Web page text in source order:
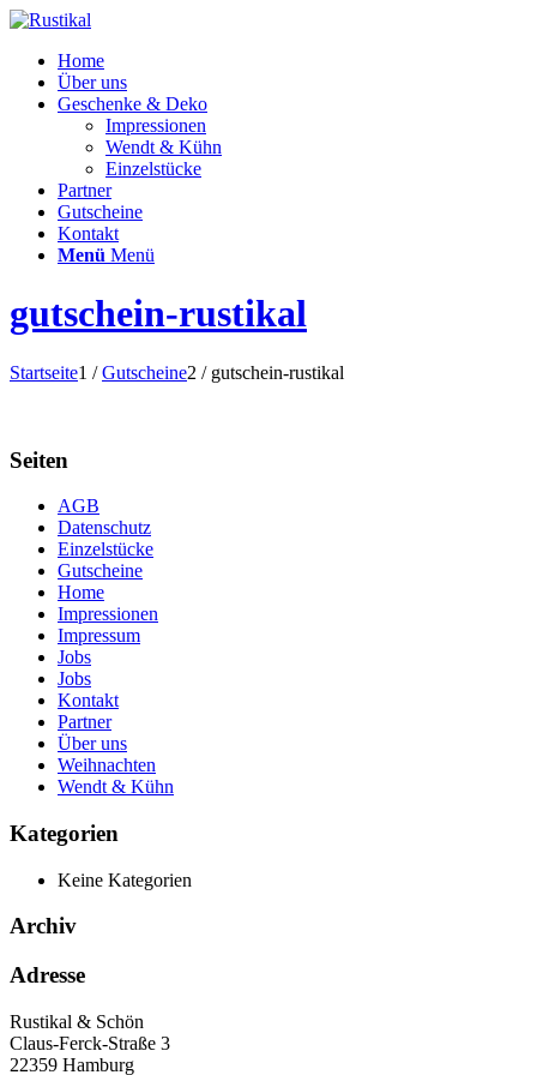
Home
Über uns
Geschenke & Deko
Impressionen
Wendt & Kühn
Einzelstücke
Partner
Gutscheine
Kontakt
Menü Menü
gutschein-rustikal
Startseite1 / Gutscheine2 / gutschein-rustikal
Seiten
AGB
Datenschutz
Einzelstücke
Gutscheine
Home
Impressionen
Impressum
Jobs
Jobs
Kontakt
Partner
Über uns
Weihnachten
Wendt & Kühn
Kategorien
Keine Kategorien
Archiv
Adresse
Rustikal & Schön
Claus-Ferck-Straße 3
22359 Hamburg